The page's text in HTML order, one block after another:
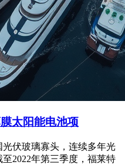
太阳能电池项
伏玻璃寡头，连续多年光
2022年第三季度，福莱特